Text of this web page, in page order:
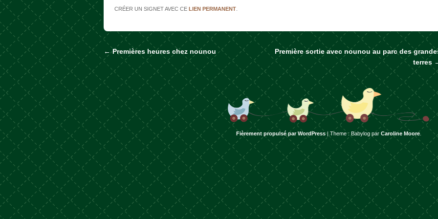
CRÉER UN SIGNET AVEC CELIEN PERMANENT
Naviguer dans les articles
←Premières heures chez nounou
Première sortie avec nounou au parc des
terres
Fièrement propulsé par WordPress |Theme : Babylog par Caroline Moore.